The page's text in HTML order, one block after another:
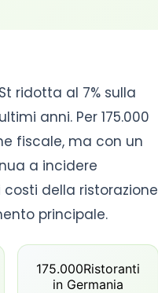
ridotta al 7% sulla
anni. Per 175.000
fiscale, ma con un
a incidere
della ristorazione
principale.
175.000Ristoranti
in Germania